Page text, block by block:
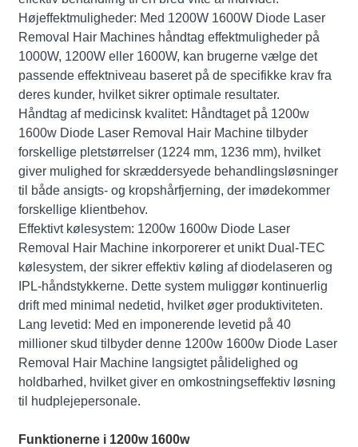
Højeffektmuligheder: Med 1200W 1600W Diode Laser
Removal Hair Machines håndtag effektmuligheder på
1000W, 1200W eller 1600W, kan brugerne vælge det
passende effektniveau baseret på de specifikke krav fra
deres kunder, hvilket sikrer optimale resultater.
Håndtag af medicinsk kvalitet: Håndtaget på 1200w
1600w Diode Laser Removal Hair Machine tilbyder
forskellige pletstørrelser (1224 mm, 1236 mm), hvilket
giver mulighed for skræddersyede behandlingsløsninger
til både ansigts- og kropshårfjerning, der imødekommer
forskellige klientbehov.
Effektivt kølesystem: 1200w 1600w Diode Laser
Removal Hair Machine inkorporerer et unikt Dual-TEC
kølesystem, der sikrer effektiv køling af diodelaseren og
IPL-håndstykkerne. Dette system muliggør kontinuerlig
drift med minimal nedetid, hvilket øger produktiviteten.
Lang levetid: Med en imponerende levetid på 40
millioner skud tilbyder denne 1200w 1600w Diode Laser
Removal Hair Machine langsigtet pålidelighed og
holdbarhed, hvilket giver en omkostningseffektiv løsning
til hudplejepersonale.
Funktionerne i 1200w 1600w